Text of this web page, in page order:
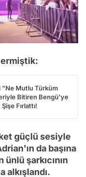
"Ne Mutlu Türküm
Bitiren Bengü'ye
Fırlattı!
güçlü sesiyle
da başına
şarkıcının
alkışlandı.